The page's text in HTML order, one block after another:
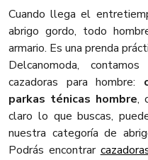
Cuando llega el
abrigo gordo, todo
armario. Es una prenda
Delcanomoda,
cazadoras para hombre:
parkas ténicas hombre,
claro lo que buscas,
nuestra categoría de
Podrás encontrar